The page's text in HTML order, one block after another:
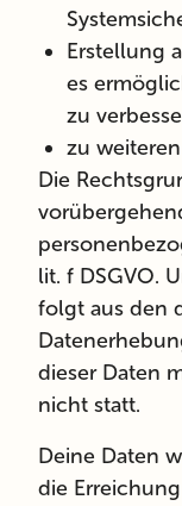
Erstellung
es
zu
zu
Die
lit. f DSGVO.
folgt aus den
dieser Daten
nicht statt.
Deine Daten
die